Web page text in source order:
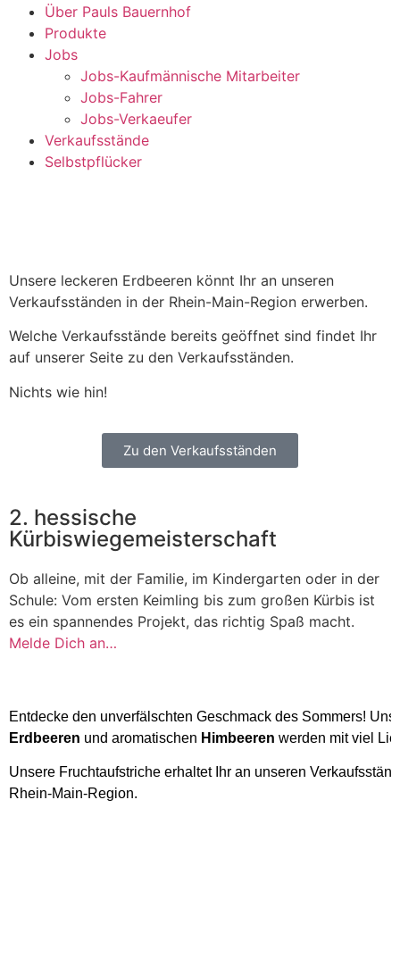
Über Pauls Bauernhof
Produkte
Jobs
Jobs-Kaufmännische Mitarbeiter
Jobs-Fahrer
Jobs-Verkaeufer
Verkaufsstände
Selbstpflücker
Unsere leckeren Erdbeeren könnt Ihr an unseren
Verkaufsständen in der Rhein-Main-Region erwerben.
Welche Verkaufsstände bereits geöffnet sind findet Ihr
auf unserer Seite zu den Verkaufsständen.
Nichts wie hin!
Zu den Verkaufsständen
2. hessische
Kürbiswiegemeisterschaft
Ob alleine, mit der Familie, im Kindergarten oder in der
Schule: Vom ersten Keimling bis zum großen Kürbis ist
es ein spannendes Projekt, das richtig Spaß macht.
Melde Dich an…
Entdecke den unverfälschten Geschmack des Sommers!
Erdbeeren und aromatischen Himbeeren werden mit viel
Unsere Fruchtaufstriche erhaltet Ihr an unseren
Rhein-Main-Region.